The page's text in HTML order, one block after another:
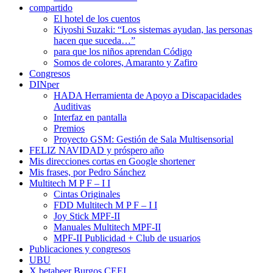
compartido
El hotel de los cuentos
Kiyoshi Suzaki: “Los sistemas ayudan, las personas
hacen que suceda…”
para que los niños aprendan Código
Somos de colores, Amaranto y Zafiro
Congresos
DINper
HADA Herramienta de Apoyo a Discapacidades
Auditivas
Interfaz en pantalla
Premios
Proyecto GSM: Gestión de Sala Multisensorial
FELIZ NAVIDAD y próspero año
Mis direcciones cortas en Google shortener
Mis frases, por Pedro Sánchez
Multitech M P F – I I
Cintas Originales
FDD Multitech M P F – I I
Joy Stick MPF-II
Manuales Multitech MPF-II
MPF-II Publicidad + Club de usuarios
Publicaciones y congresos
UBU
X betabeer Burgos CEEI